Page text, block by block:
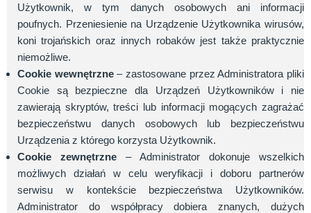
Użytkownik, w tym danych osobowych ani informacji
poufnych. Przeniesienie na Urządzenie Użytkownika wirusów,
koni trojańskich oraz innych robaków jest także praktycznie
niemożliwe.
Cookie wewnętrzne– zastosowane przez Administratora pliki
Cookie są bezpieczne dla Urządzeń Użytkowników i nie
zawierają skryptów, treści lub informacji mogących zagrażać
bezpieczeństwu danych osobowych lub bezpieczeństwu
Urządzenia z którego korzysta Użytkownik.
Cookie zewnętrzne – Administrator dokonuje wszelkich
możliwych działań w celu weryfikacji i doboru partnerów
serwisu w kontekście bezpieczeństwa Użytkowników.
Administrator do współpracy dobiera znanych, dużych